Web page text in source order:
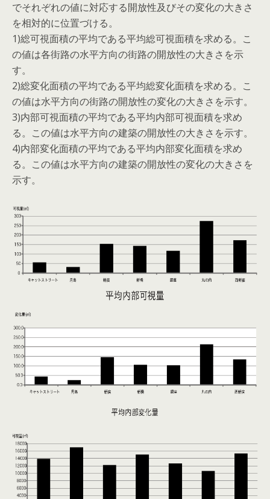
でそれぞれの値に対応する開放性及びその変化の大きさ
を相対的に位置づける。
1)総可視面積の平均である平均総可視面積を求める。こ
の値は各街路の水平方向の街路の開放性の大きさを示
す。
2)総変化面積の平均である平均総変化面積を求める。こ
の値は水平方向の街路の開放性の変化の大きさを示す。
3)内部可視面積の平均である平均内部可視面積を求め
る。この値は水平方向の建築の開放性の大きさを示す。
4)内部変化面積の平均である平均内部変化面積を求め
る。この値は水平方向の建築の開放性の変化の大きさを
示す。